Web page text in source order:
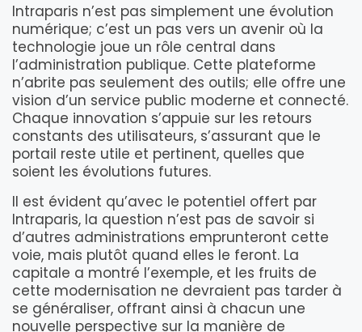
Intraparis n’est pas simplement une évolution
numérique; c’est un pas vers un avenir où la
technologie joue un rôle central dans
l’administration publique. Cette plateforme
n’abrite pas seulement des outils; elle offre une
vision d’un service public moderne et connecté.
Chaque innovation s’appuie sur les retours
constants des utilisateurs, s’assurant que le
portail reste utile et pertinent, quelles que
soient les évolutions futures.
Il est évident qu’avec le potentiel offert par
Intraparis, la question n’est pas de savoir si
d’autres administrations emprunteront cette
voie, mais plutôt quand elles le feront. La
capitale a montré l’exemple, et les fruits de
cette modernisation ne devraient pas tarder à
se généraliser, offrant ainsi à chacun une
nouvelle perspective sur la manière de